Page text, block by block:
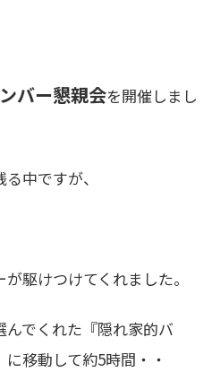
バー懇親会を開催しまし
中ですが、
駆けつけてくれました。
でくれた『隠れ家的バ
移動して約5時間・・